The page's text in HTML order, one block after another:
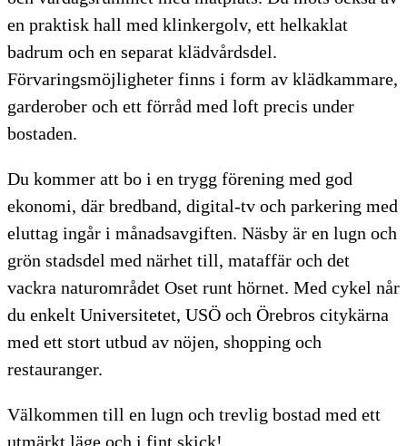
en praktisk hall med klinkergolv, ett helkaklat
badrum och en separat klädvårdsdel.
Förvaringsmöjligheter finns i form av klädkammare,
garderober och ett förråd med loft precis under
bostaden.
Du kommer att bo i en trygg förening med god
ekonomi, där bredband, digital-tv och parkering med
eluttag ingår i månadsavgiften. Näsby är en lugn och
grön stadsdel med närhet till, mataffär och det
vackra naturområdet Oset runt hörnet. Med cykel når
du enkelt Universitetet, USÖ och Örebros citykärna
med ett stort utbud av nöjen, shopping och
restauranger.
Välkommen till en lugn och trevlig bostad med ett
utmärkt läge och i fint skick!